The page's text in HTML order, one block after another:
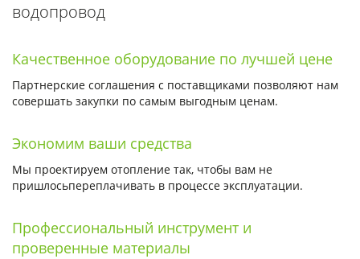
водопровод
Качественное оборудование по лучшей цене
Партнерские соглашения с поставщиками позволяют нам
совершать закупки по самым выгодным ценам.
Экономим ваши средства
Мы проектируем отопление так, чтобы вам не
пришлосьпереплачивать в процессе эксплуатации.
Профессиональный инструмент и
проверенные материалы